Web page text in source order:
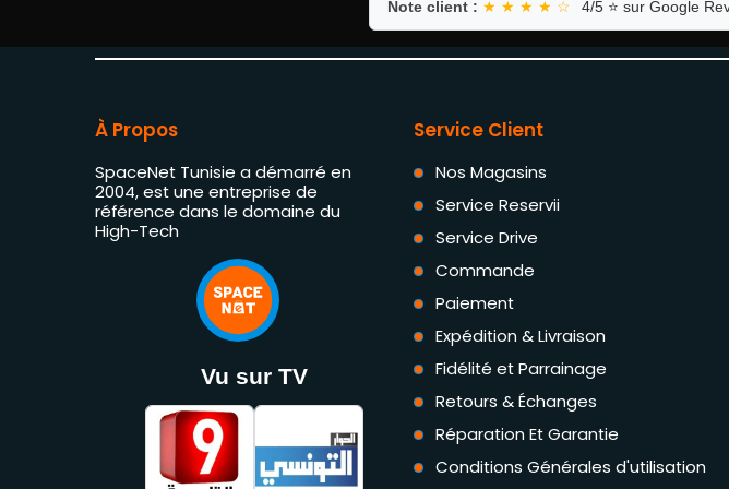
Note client : ★ ★ ★ ★ ☆ 4/5 ⭐ sur Google
À Propos
SpaceNet Tunisie a démarré en
2004, est une entreprise de
référence dans le domaine du
High-Tech
Vu sur TV
Service Client
Nos Magasins
Service Reservii
Service Drive
Commande
Paiement
Expédition & Livraison
Fidélité et Parrainage
Retours & Échanges
Réparation Et Garantie
Conditions Générales d'utilisation